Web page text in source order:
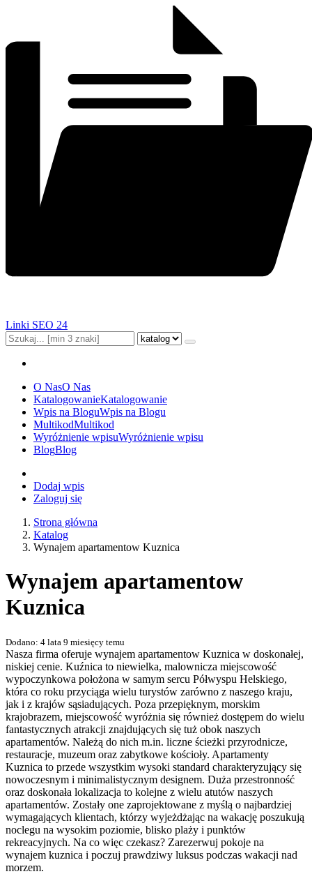
Linki SEO 24
O NasO Nas
KatalogowanieKatalogowanie
Wpis na BloguWpis na Blogu
MultikodMultikod
Wyróżnienie wpisuWyróżnienie wpisu
BlogBlog
Dodaj wpis
Zaloguj się
Strona główna
Katalog
Wynajem apartamentow Kuznica
Wynajem apartamentow
Kuznica
Dodano: 4 lata 9 miesięcy temu
Nasza firma oferuje wynajem apartamentow Kuznica w doskonałej,
niskiej cenie. Kuźnica to niewielka, malownicza miejscowość
wypoczynkowa położona w samym sercu Półwyspu Helskiego,
która co roku przyciąga wielu turystów zarówno z naszego kraju,
jak i z krajów sąsiadujących. Poza przepięknym, morskim
krajobrazem, miejscowość wyróżnia się również dostępem do wielu
fantastycznych atrakcji znajdujących się tuż obok naszych
apartamentów. Należą do nich m.in. liczne ścieżki przyrodnicze,
restauracje, muzeum oraz zabytkowe kościoły. Apartamenty
Kuznica to przede wszystkim wysoki standard charakteryzujący się
nowoczesnym i minimalistycznym designem. Duża przestronność
oraz doskonała lokalizacja to kolejne z wielu atutów naszych
apartamentów. Zostały one zaprojektowane z myślą o najbardziej
wymagających klientach, którzy wyjeżdżając na wakację poszukują
noclegu na wysokim poziomie, blisko plaży i punktów
rekreacyjnych. Na co więc czekasz? Zarezerwuj pokoje na
wynajem kuznica i poczuj prawdziwy luksus podczas wakacji nad
morzem.